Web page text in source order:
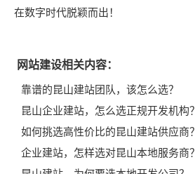
在数字时代脱颖而出！
网站建设相关内容：
靠谱的昆山建站团队，该怎么选？
昆山企业建站，怎么选正规开发机构？
如何挑选高性价比的昆山建站供应商？
企业建站，怎样选对昆山本地服务商？